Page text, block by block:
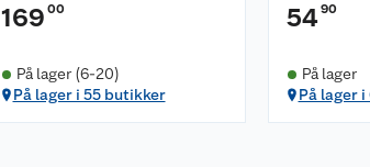
169 00
På lager (6-20)
På lager i 55 butikker
5490
På lager
På lager